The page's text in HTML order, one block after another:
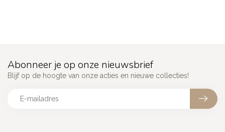
Abonneer je op onze nieuwsbrief
Blijf op de hoogte van onze acties en nieuwe collecties!